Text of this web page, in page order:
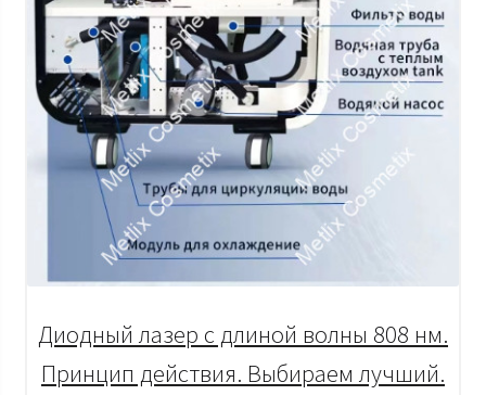
Диодный лазер с длиной волны 808 нм.
Принцип действия. Выбираем лучший.